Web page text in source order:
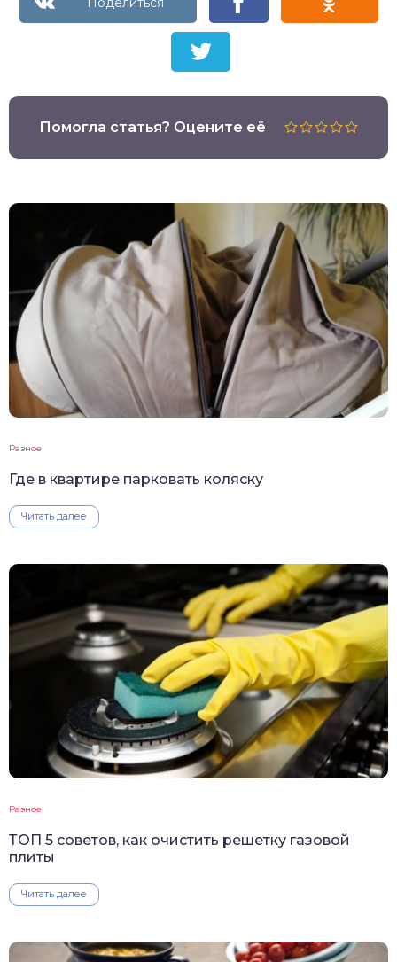
Помогла статья? Оцените её
Разное
Где в квартире парковать коляску
Читать далее
Разное
ТОП 5 советов, как очистить решетку газовой
плиты
Читать далее